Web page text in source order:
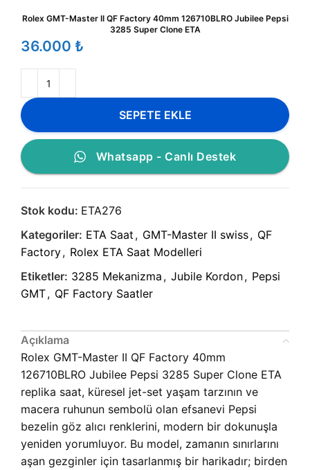
Rolex GMT-Master II QF Factory 40mm 126710BLRO Jubilee Pepsi
3285 Super Clone ETA
₺
SEPETE EKLE
Whatsapp - Canlı Destek
Stok kodu: ETA276
Kategoriler: ETA Saat , GMT-Master II swiss, QF
Factory, Rolex ETA Saat Modelleri
Etiketler: 3285 Mekanizma , Jubile Kordon, Pepsi
GMT, QF Factory Saatler
Açıklama
Rolex GMT-Master II QF Factory 40mm
126710BLRO Jubilee Pepsi 3285 Super Clone ETA
replika saat, küresel jet-set yaşam tarzının ve
macera ruhunun sembolü olan efsanevi Pepsi
bezelin göz alıcı renklerini, modern bir dokunuşla
yeniden yorumluyor. Bu model, zamanın sınırlarını
aşan gezginler için tasarlanmış bir harikadır; birden